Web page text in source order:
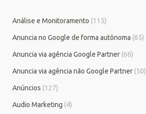
Análise e Monitoramento (115)
Anuncia no Google de forma autônoma (65)
Anuncia via agência Google Partner (66)
Anuncia via agência não Google Partner (50)
Anúncios (127)
Audio Marketing (4)